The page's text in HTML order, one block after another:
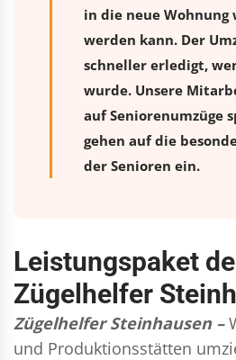
in die neue Wohnung
werden kann. Der
schneller erledigt,
wurde. Unsere
auf Seniorenumzüge
gehen auf die
der Senioren ein.
Leistungspaket
Zügelhelfer
Zügelhelfer Steinhausen –
und Produktionsstätten